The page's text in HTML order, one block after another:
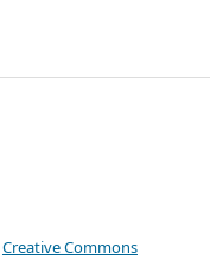
Creative Commons